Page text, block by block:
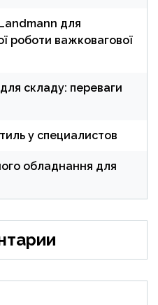
Landmann для
роботи важковагової
складу: переваги
у специалистов
обладнання для